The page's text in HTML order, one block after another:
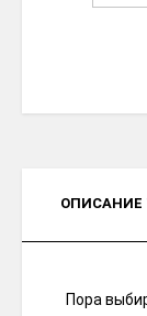
ОПИСАНИЕ
Пора